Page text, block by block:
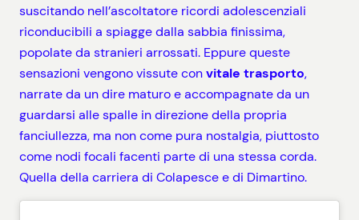
suscitando nell’ascoltatore ricordi adolescenziali
riconducibili a spiagge dalla sabbia finissima,
popolate da stranieri arrossati. Eppure queste
sensazioni vengono vissute convitale trasporto,
narrate da un dire maturo e accompagnate da un
guardarsi alle spalle in direzione della propria
fanciullezza, ma non come pura nostalgia, piuttosto
come nodi focali facenti parte di una stessa corda.
Quella della carriera di Colapesce e di Dimartino.